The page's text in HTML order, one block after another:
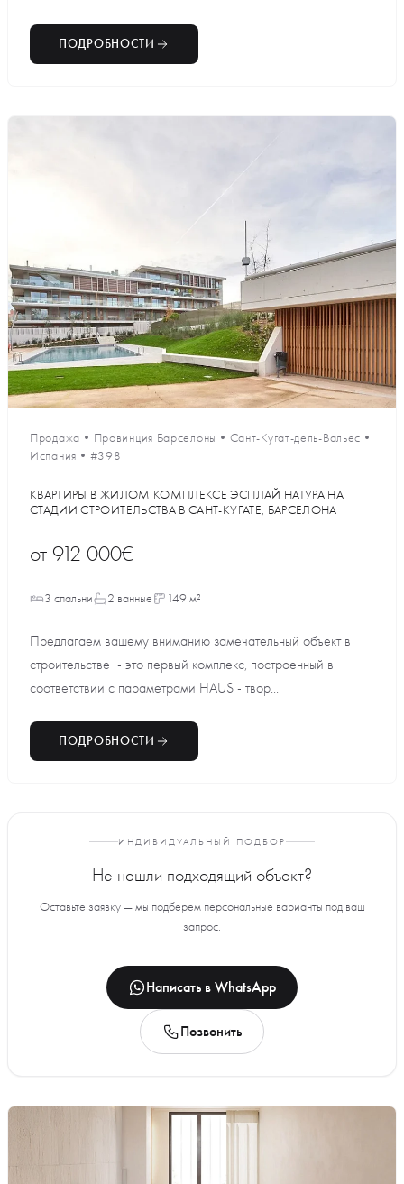
ПОДРОБНОСТИ
Продажа • Провинция Барселоны • Сант-Кугат-дель-Вальес •
Испания • #398
КВАРТИРЫ В ЖИЛОМ КОМПЛЕКСЕ ЭСПЛАЙ НАТУРА НА
СТАДИИ СТРОИТЕЛЬСТВА В САНТ-КУГАТЕ, БАРСЕЛОНА
от 912 000€
3 спальни 2 ванные 149 м²
Предлагаем вашему вниманию замечательный объект в
строительстве - это первый комплекс, построенный в
соответствии с параметрами HAUS - твор...
ПОДРОБНОСТИ
ИНДИВИДУАЛЬНЫЙ ПОДБОР
Не нашли подходящий объект?
Оставьте заявку — мы подберём персональные варианты под ваш
запрос.
Написать в WhatsApp
Позвонить